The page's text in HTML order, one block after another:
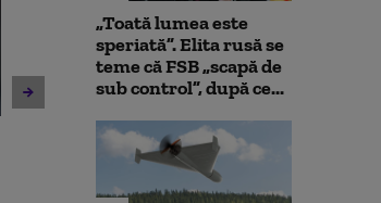
Cum va fi vremea în
următoarele zile
„Toată lumea este
speriată”. Elita rusă se
teme că FSB „scapă de
sub control”, după ce...